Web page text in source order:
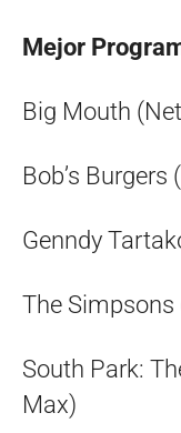
Mejor
Big Mouth
Bob’s Burgers
Genndy
The Simpsons
South Park:
Max)